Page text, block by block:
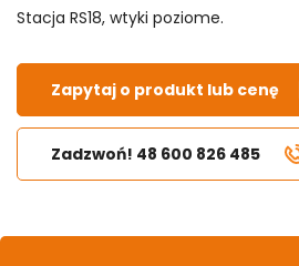
Stacja RS18, wtyki poziome.
Zapytaj o produkt lub cenę
Zadzwoń! 48 600 826 485